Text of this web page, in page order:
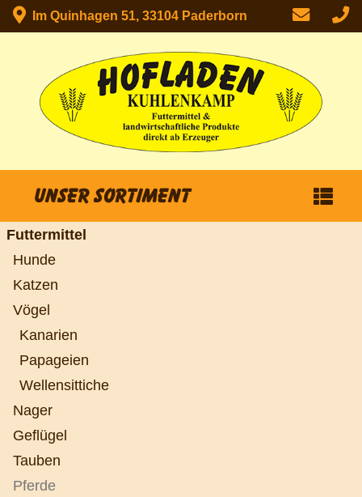
Im Quinhagen 51, 33104 Paderborn
Unser Sortiment
Futtermittel
Hunde
Katzen
Vögel
Kanarien
Papageien
Wellensittiche
Nager
Geflügel
Tauben
Pferde